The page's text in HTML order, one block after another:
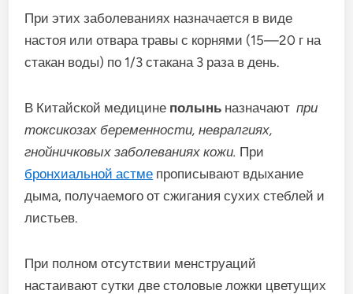
При этих заболеваниях назначается в виде
настоя или отвара травы с корнями (15—20 г на
стакан воды) по 1/3 стакана 3 раза в день.
В Китайской медицине полынь назначают при
токсикозах беременности, невралгиях,
гнойничковых заболеваниях кожи. При
бронхиальной астме прописывают вдыхание
дыма, получаемого от сжигания сухих стеблей и
листьев.
При полном отсутствии менструаций
настаивают сутки две столовые ложки цветущих